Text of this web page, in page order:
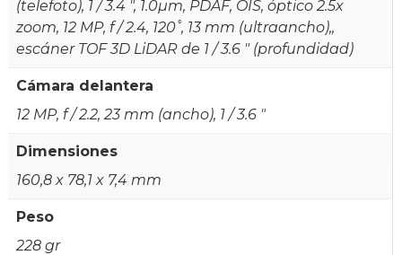
(telefoto), 1 / 3.4 ", 1.0µm, PDAF, OIS, óptico 2.5x
zoom, 12 MP, f / 2.4, 120˚, 13 mm (ultraancho),,
escáner TOF 3D LiDAR de 1 / 3.6 " (profundidad)
Cámara delantera
12 MP, f / 2.2, 23 mm (ancho), 1 / 3.6 "
Dimensiones
160,8 x 78,1 x 7,4 mm
Peso
228 gr